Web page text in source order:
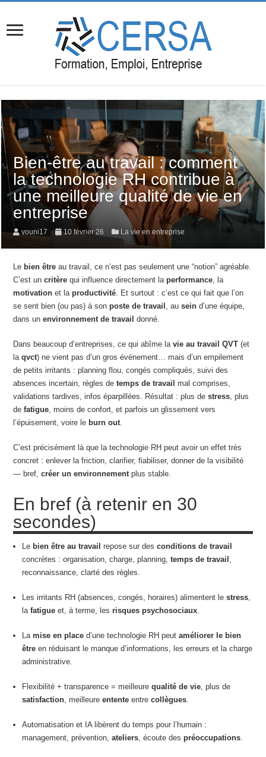
Bien-être au travail : comment
la technologie RH contribue à
une meilleure qualité de vie en
entreprise
vouni17 10 février 26 La vie en entreprise
Le bien être au travail, ce n’est pas seulement une “notion” agréable.
C’est uncritère qui influence directement laperformance, la
motivation et laproductivité. Et surtout : c’est ce qui fait que l’on
se sent bien (ou pas) à sonposte de travail , ausein d’une équipe,
dans unenvironnement de travail donné.
Dans beaucoup d’entreprises, ce qui abîme lavie au travail QVT (et
laqvct) ne vient pas d’un gros événement… mais d’un empilement
de petits irritants : planning flou, congés compliqués, suivi des
absences incertain, règles detemps de travail mal comprises,
validations tardives, infos éparpillées. Résultat : plus destress, plus
defatigue, moins de confort, et parfois un glissement vers
l’épuisement, voire le burn out.
C’est précisément là que la technologie RH peut avoir un effet très
concret : enlever la friction, clarifier, fiabiliser, donner de la visibilité
— bref,créer un environnementplus stable.
En bref (à retenir en 30
secondes)
Le bien être au travail repose sur desconditions de travail
concrètes : organisation, charge, planning,temps de travail ,
reconnaissance, clarté des règles.
Les irritants RH (absences, congés, horaires) alimentent lestress,
lafatigue et, à terme, lesrisques psychosociaux.
Lamise en place d’une technologie RH peutaméliorer le bien
être en réduisant le manque d’informations, les erreurs et la charge
administrative.
Flexibilité + transparence = meilleurequalité de vie, plus de
satisfaction, meilleureentente entrecollègues.
Automatisation et IA libèrent du temps pour l’humain :
management, prévention,ateliers, écoute despréoccupations.